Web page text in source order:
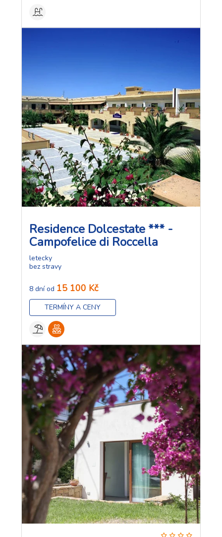
Residence Dolcestate *** -
Campofelice di Roccella
letecky
bez stravy
8 dní od 15 100 Kč
TERMÍNY A CENY